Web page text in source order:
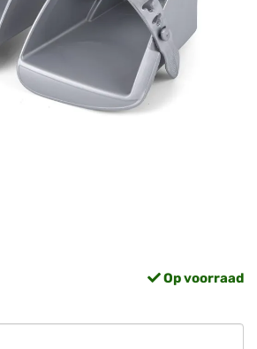
Op voorraad